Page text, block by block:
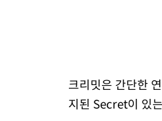
크리밋은 간단한
지된 Secret이 있